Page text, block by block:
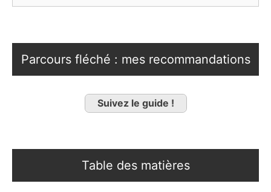
Parcours fléché : mes recommandations
Suivez le guide !
Table des matières